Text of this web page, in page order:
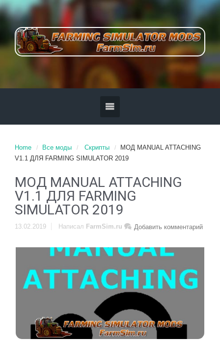
Home Все моды Скрипты
MOД MANUAL ATTACHING
V1.1 ДЛЯ FARMING SIMULATOR 2019
MOД MANUAL ATTACHING
V1.1 ДЛЯ FARMING
SIMULATOR 2019
13.02.2019 Добавить комментарий
Написал FarmSim.ru